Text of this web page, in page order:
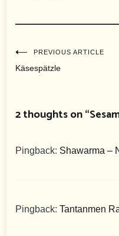
PREVIOUS ARTICLE
Käsespätzle
2 thoughts on “
Pingback: Shawarma –
Pingback:Tantanmen